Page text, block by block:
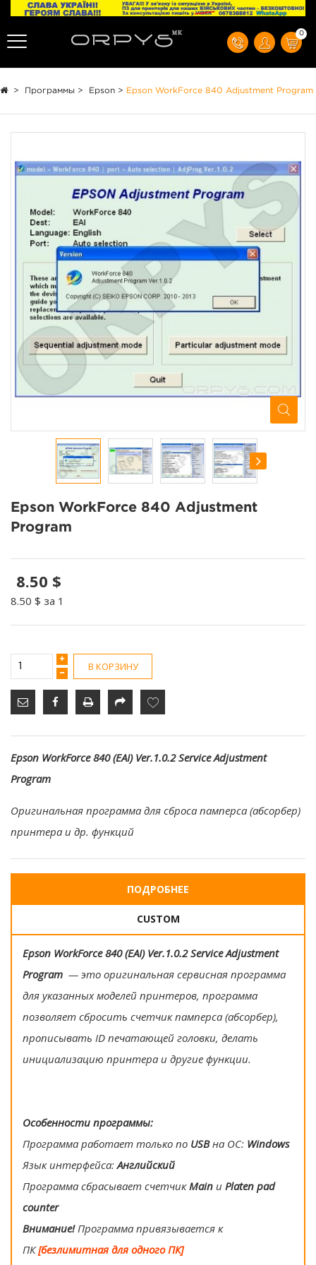
0
> Программы > Epson > Epson WorkForce 840 Adjustment Program
Epson WorkForce 840 Adjustment
Program
8.50 $
8.50 $ за 1
В КОРЗИНУ
Epson WorkForce 840 (EAI) Ver.1.0.2 Service Adjustment
Program
Оригинальная программа для сброса памперса (абсорбер)
принтера и др. функций
ПОДРОБНЕЕ
CUSTOM
Epson WorkForce 840 (EAI) Ver.1.0.2 Service Adjustment
Program — это оригинальная сервисная программа
для указанных моделей принтеров, программа
позволяет сбросить счетчик памперса (абсорбер),
прописывать ID печатающей головки, делать
инициализацию принтера и другие функции.
Особенности программы:
Программа работает только по USBна ОС: Windows
Язык интерфейса:Английский
Программа сбрасывает счетчикMain и Platen pad
counter
Внимание! Программа привязывается к
ПК[безлимитная для одного ПК]